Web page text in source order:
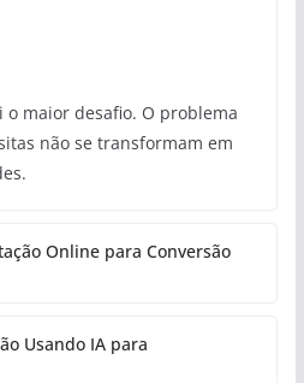
maior desafio. O problema
não se transformam em
Online para Conversão
Usando IA para